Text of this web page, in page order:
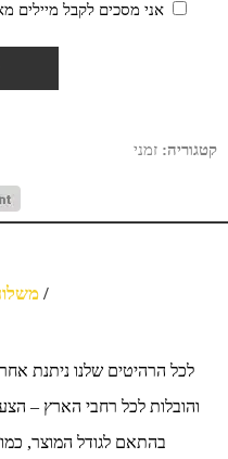
אני מסכים לקבל מיילים
קטגוריה: זמני
/
לכל הרהיטים שלנו ניתנת
והובלות לכל רחבי הארץ –
בהתאם לגודל המוצר,